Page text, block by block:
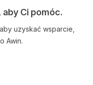
Ci pomóc.
uzyskać wsparcie,
Awin.